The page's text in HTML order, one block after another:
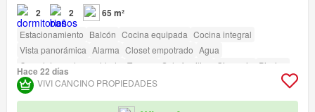
2 2 65 m²
Estacionamiento Balcón Cocina equipada Cocina integral
Vista panorámica Alarma Closet empotrado Agua
Completamente amoblado
Terraza Solo familias Gimnasio
Piscina
Área para niños Ascensor Jardín
Hace 22 días
VIVI CANCINO PROPIEDADES